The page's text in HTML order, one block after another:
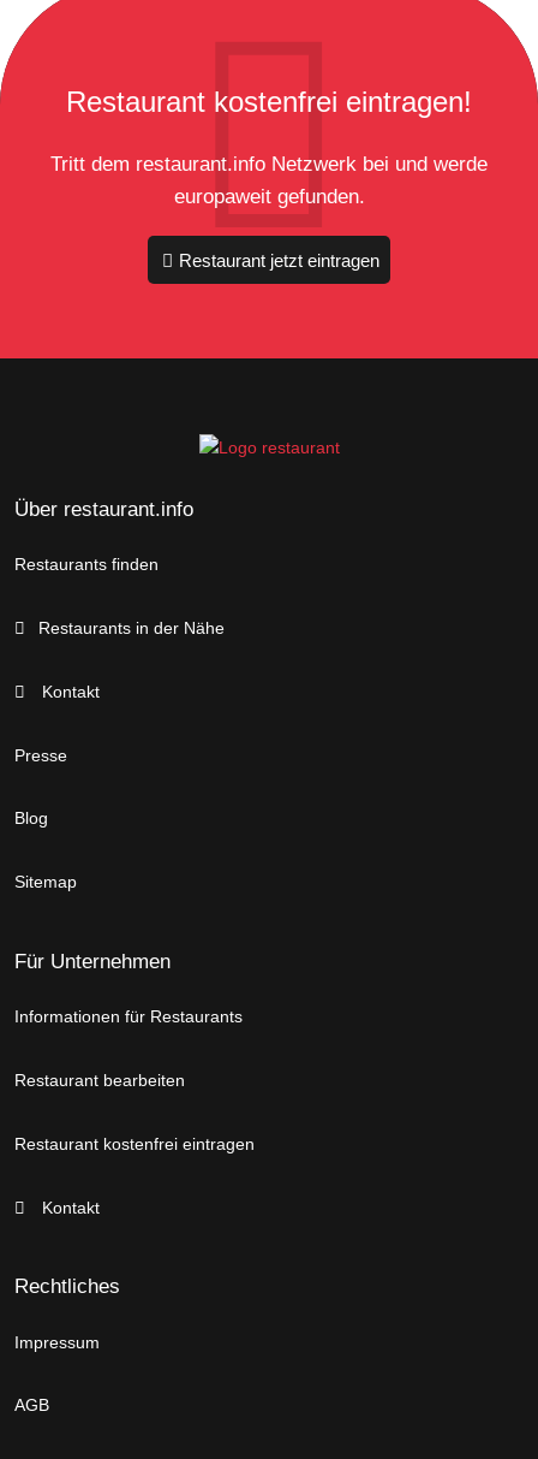
Restaurant kostenfrei eintragen!
Tritt dem restaurant.info Netzwerk bei und werde
europaweit gefunden.
Restaurant jetzt eintragen
Über restaurant.info
Restaurants finden
Restaurants in der Nähe
Kontakt
Presse
Blog
Sitemap
Für Unternehmen
Informationen für Restaurants
Restaurant bearbeiten
Restaurant kostenfrei eintragen
Kontakt
Rechtliches
Impressum
AGB